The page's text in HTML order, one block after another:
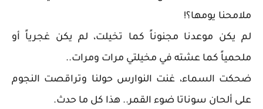
ملامحنا يومها؟!
لم يكن موعدنا مجنوناً كما تخيلت، لم يكن غجرياً أو
ملحمياً كما عشته في مخيلتي مرات ومرات..
ضحكت السماء، غنت النوارس حولنا وتراقصت النجوم
على ألحان سوناتا ضوء القمر.. هذا كل ما حدث.